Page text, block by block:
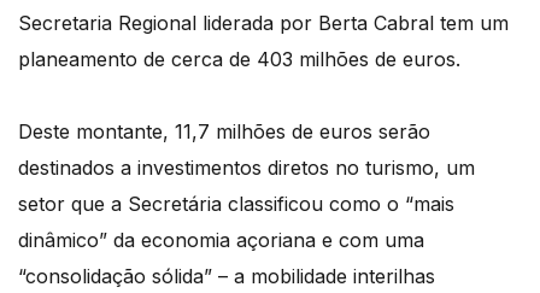
Secretaria Regional liderada por Berta Cabral tem um
planeamento de cerca de 403 milhões de euros.
Deste montante, 11,7 milhões de euros serão
destinados a investimentos diretos no turismo, um
setor que a Secretária classificou como o “mais
dinâmico” da economia açoriana e com uma
“consolidação sólida” – a mobilidade interilhas